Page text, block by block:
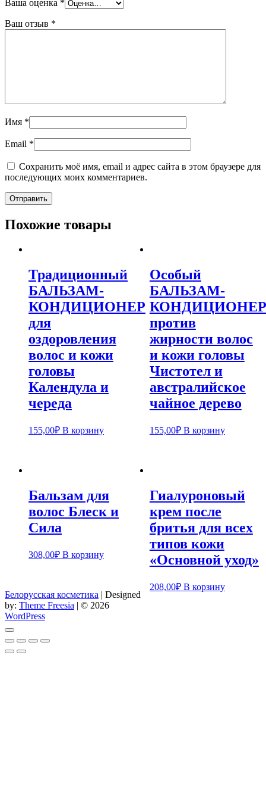
Ваша оценка *
Ваш отзыв *
Имя *
Email *
Сохранить моё имя, email и адрес сайта в этом браузере для
последующих моих комментариев.
Похожие товары
Традиционный
БАЛЬЗАМ-
КОНДИЦИОНЕР
для
оздоровления
волос и кожи
головы
Календула и
череда
155,00₽ В корзину
Особый
БАЛЬЗАМ-
КОНДИЦИОНЕР
против
жирности волос
и кожи головы
Чистотел и
австралийское
чайное дерево
155,00₽ В корзину
Бальзам для
волос Блеск и
Сила
308,00₽ В корзину
Гиалуроновый
крем после
бритья для всех
типов кожи
«Основной уход»
208,00₽ В корзину
Белорусская косметика | Designed
by: Theme Freesia | © 2026
WordPress
Go
to
top